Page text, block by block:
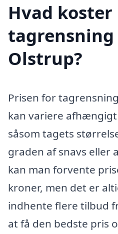
Hvad koster
tagrensning
Olstrup?
Prisen for
kan variere
såsom tagets
graden af snavs eller
kan man forvente
kroner, men det er
indhente flere tilbud
at få den bedste pris